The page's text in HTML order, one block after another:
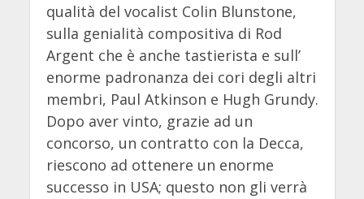
qualità del vocalist Colin Blunstone,
sulla genialità compositiva di Rod
Argent che è anche tastierista e sull’
enorme padronanza dei cori degli altri
membri, Paul Atkinson e Hugh Grundy.
Dopo aver vinto, grazie ad un
concorso, un contratto con la Decca,
riescono ad ottenere un enorme
successo in USA; questo non gli verrà